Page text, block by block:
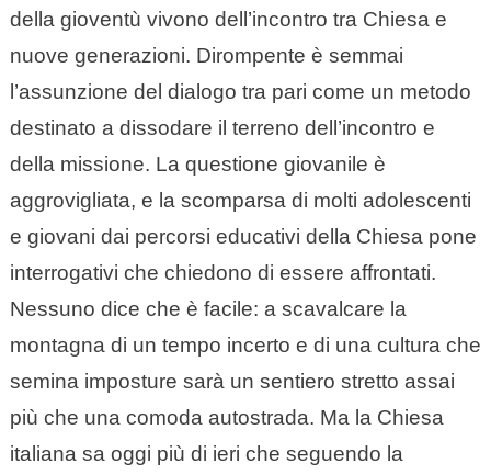
della gioventù vivono dell’incontro tra Chiesa e
nuove generazioni. Dirompente è semmai
l’assunzione del dialogo tra pari come un metodo
destinato a dissodare il terreno dell’incontro e
della missione. La questione giovanile è
aggrovigliata, e la scomparsa di molti adolescenti
e giovani dai percorsi educativi della Chiesa pone
interrogativi che chiedono di essere affrontati.
Nessuno dice che è facile: a scavalcare la
montagna di un tempo incerto e di una cultura che
semina imposture sarà un sentiero stretto assai
più che una comoda autostrada. Ma la Chiesa
italiana sa oggi più di ieri che seguendo la